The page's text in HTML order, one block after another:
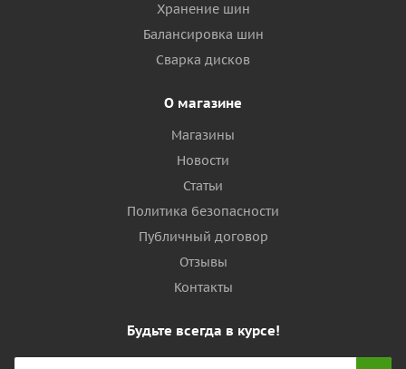
Хранение шин
Балансировка шин
Сварка дисков
О магазине
Магазины
Новости
Статьи
Политика безопасности
Публичный договор
Отзывы
Контакты
Будьте всегда в курсе!